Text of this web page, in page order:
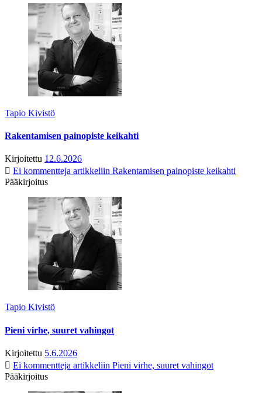
Tapio Kivistö
Rakentamisen painopiste keikahti
Kirjoitettu 12.6.2026
Ei kommentteja artikkeliin Rakentamisen painopiste keikahti
Pääkirjoitus
Tapio Kivistö
Pieni virhe, suuret vahingot
Kirjoitettu 5.6.2026
Ei kommentteja artikkeliin Pieni virhe, suuret vahingot
Pääkirjoitus